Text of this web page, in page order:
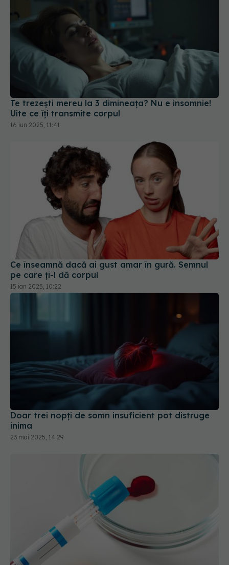
Te trezești mereu la 3 dimineața? Nu e insomnie!
Uite ce îți transmite corpul
16 iun 2025, 11:41
Ce înseamnă dacă ai gust amar în gură. Semnul
pe care ți-l dă corpul
15 ian 2025, 10:22
Doar trei nopți de somn insuficient pot distruge
inima
23 mai 2025, 14:29